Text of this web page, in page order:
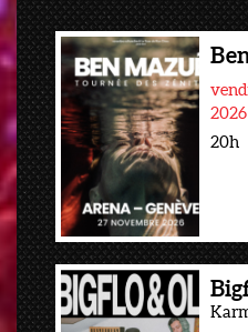
2026
20h